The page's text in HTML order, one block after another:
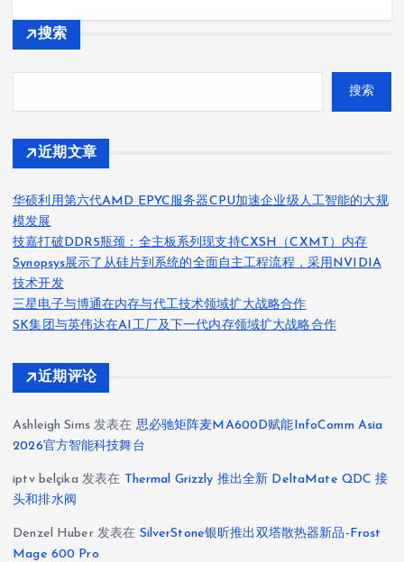
搜索
搜索
近期文章
华硕利用第六代AMD EPYC服务器CPU加速企业级人工智能的大规
模发展
技嘉打破DDR5瓶颈：全主板系列现支持CXSH（CXMT）内存
Synopsys展示了从硅片到系统的全面自主工程流程，采用NVIDIA
技术开发
三星电子与博通在内存与代工技术领域扩大战略合作
SK集团与英伟达在AI工厂及下一代内存领域扩大战略合作
近期评论
Ashleigh Sims发表在 思必驰矩阵麦MA600D赋能InfoComm Asia
2026官方智能科技舞台
iptv belçika 发表在 Thermal Grizzly 推出全新 DeltaMate QDC 接
头和排水阀
Denzel Huber发表在 SilverStone银昕推出双塔散热器新品-Frost
Mage 600 Pro